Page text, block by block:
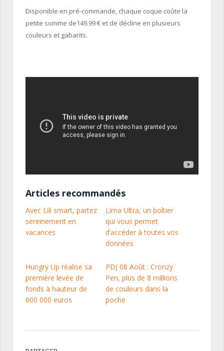
Disponible en pré-commande, chaque coque coûte la
petite somme de149.99 € et de décline en plusieurs
couleurs et gabarits.
Articles recommandés
Avec Lili smart, partez
sereinement en
vacances
Lima Ultra, un boîtier
qui vous permet
d’accéder à toutes vos
données
Hungry Up réalise sa
première levée de
fonds à hauteur de
600 000 euros
PDJ 08 Août : Cronzy
Pen, plus de 8 millions
de couleurs dans la
poche